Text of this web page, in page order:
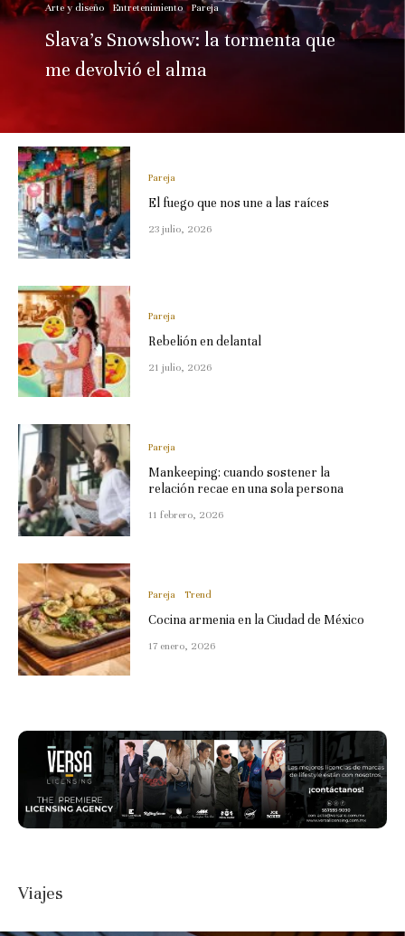
Arte y diseño Entretenimiento Pareja
Slava’s Snowshow: la tormenta que
me devolvió el alma
Pareja
El fuego que nos une a las raíces
23 julio, 2026
Pareja
Rebelión en delantal
21 julio, 2026
Pareja
Mankeeping: cuando sostener la
relación recae en una sola persona
11 febrero, 2026
Pareja Trend
Cocina armenia en la Ciudad de México
17 enero, 2026
Viajes